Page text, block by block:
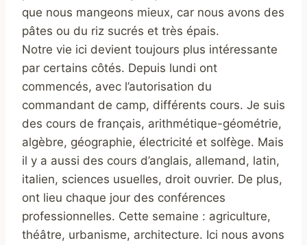
que nous mangeons mieux, car nous avons des
pâtes ou du riz sucrés et très épais.
Notre vie ici devient toujours plus intéressante
par certains côtés. Depuis lundi ont
commencés, avec l’autorisation du
commandant de camp, différents cours. Je suis
des cours de français, arithmétique-géométrie,
algèbre, géographie, électricité et solfège. Mais
il y a aussi des cours d’anglais, allemand, latin,
italien, sciences usuelles, droit ouvrier. De plus,
ont lieu chaque jour des conférences
professionnelles. Cette semaine : agriculture,
théâtre, urbanisme, architecture. Ici nous avons